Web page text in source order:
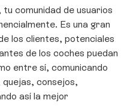
comunidad de usuarios
Es una gran
los clientes, potenciales
de los coches puedan
entre sí, comunicando
consejos,
así la mejor